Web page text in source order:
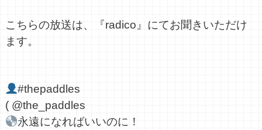
こちらの放送は、『radico』にてお聞きいただけ
ます。
#thepaddles
( @the_paddles
永遠になればいいのに！